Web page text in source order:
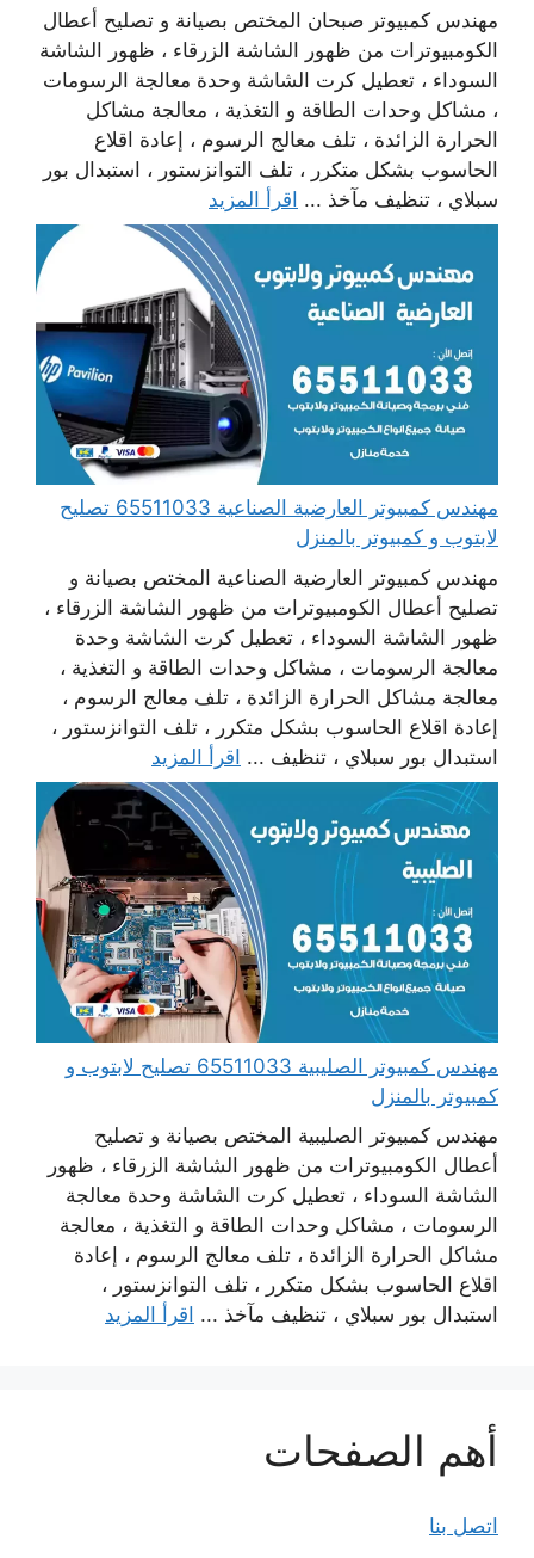
مهندس كمبيوتر صبحان المختص بصيانة و تصليح أعطال
الكومبيوترات من ظهور الشاشة الزرقاء ، ظهور الشاشة
السوداء ، تعطيل كرت الشاشة وحدة معالجة الرسومات
، مشاكل وحدات الطاقة و التغذية ، معالجة مشاكل
الحرارة الزائدة ، تلف معالج الرسوم ، إعادة اقلاع
الحاسوب بشكل متكرر ، تلف التوانزستور ، استبدال بور
سبلاي ، تنظيف مآخذ ... اقرأ المزيد
مهندس كمبيوتر العارضية الصناعية 65511033 تصليح
لابتوب و كمبيوتر بالمنزل
مهندس كمبيوتر العارضية الصناعية المختص بصيانة و
تصليح أعطال الكومبيوترات من ظهور الشاشة الزرقاء ،
ظهور الشاشة السوداء ، تعطيل كرت الشاشة وحدة
معالجة الرسومات ، مشاكل وحدات الطاقة و التغذية ،
معالجة مشاكل الحرارة الزائدة ، تلف معالج الرسوم ،
إعادة اقلاع الحاسوب بشكل متكرر ، تلف التوانزستور ،
استبدال بور سبلاي ، تنظيف ... اقرأ المزيد
مهندس كمبيوتر الصليبية 65511033 تصليح لابتوب و
كمبيوتر بالمنزل
مهندس كمبيوتر الصليبية المختص بصيانة و تصليح
أعطال الكومبيوترات من ظهور الشاشة الزرقاء ، ظهور
الشاشة السوداء ، تعطيل كرت الشاشة وحدة معالجة
الرسومات ، مشاكل وحدات الطاقة و التغذية ، معالجة
مشاكل الحرارة الزائدة ، تلف معالج الرسوم ، إعادة
اقلاع الحاسوب بشكل متكرر ، تلف التوانزستور ،
استبدال بور سبلاي ، تنظيف مآخذ ... اقرأ المزيد
أهم الصفحات
اتصل بنا